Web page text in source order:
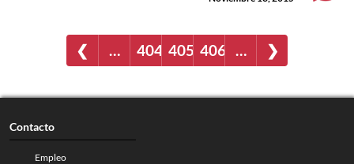
❮ … 404 405 406 … ❯
Contacto
Empleo